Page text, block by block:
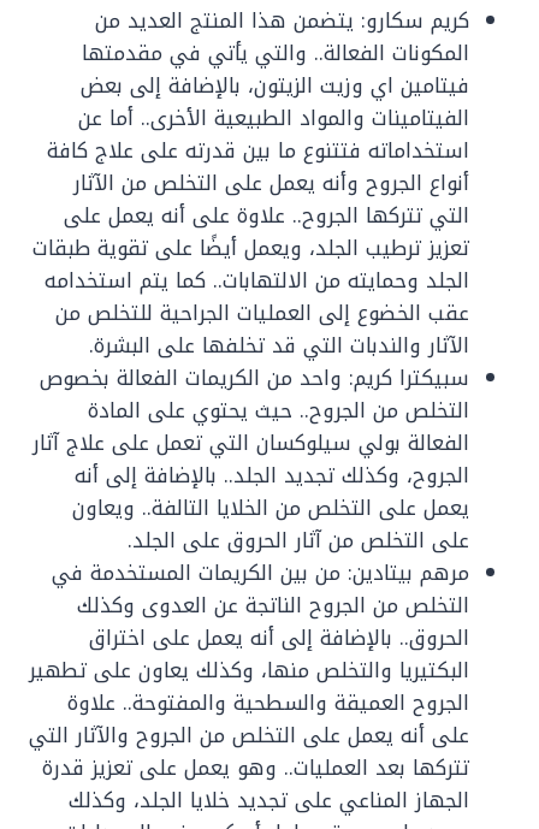
كريم سكارو: يتضمن هذا المنتج العديد من
المكونات الفعالة.. والتي يأتي في مقدمتها
فيتامين اي وزيت الزيتون، بالإضافة إلى بعض
الفيتامينات والمواد الطبيعية الأخرى.. أما عن
استخداماته فتتنوع ما بين قدرته على علاج كافة
أنواع الجروح وأنه يعمل على التخلص من الآثار
التي تتركها الجروح.. علاوة على أنه يعمل على
تعزيز ترطيب الجلد، ويعمل أيضًا على تقوية طبقات
الجلد وحمايته من الالتهابات.. كما يتم استخدامه
عقب الخضوع إلى العمليات الجراحية للتخلص من
الآثار والندبات التي قد تخلفها على البشرة.
سبيكترا كريم: واحد من الكريمات الفعالة بخصوص
التخلص من الجروح.. حيث يحتوي على المادة
الفعالة بولي سيلوكسان التي تعمل على علاج آثار
الجروح، وكذلك تجديد الجلد.. بالإضافة إلى أنه
يعمل على التخلص من الخلايا التالفة.. ويعاون
على التخلص من آثار الحروق على الجلد.
مرهم بيتادين: من بين الكريمات المستخدمة في
التخلص من الجروح الناتجة عن العدوى وكذلك
الحروق.. بالإضافة إلى أنه يعمل على اختراق
البكتيريا والتخلص منها، وكذلك يعاون على تطهير
الجروح العميقة والسطحية والمفتوحة.. علاوة
على أنه يعمل على التخلص من الجروح والآثار التي
تتركها بعد العمليات.. وهو يعمل على تعزيز قدرة
الجهاز المناعي على تجديد خلايا الجلد، وكذلك